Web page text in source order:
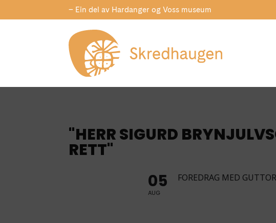
– Ein del av Hardanger og Voss museum
"HERR SIGURD
RETT"
05
AUG
FOREDRAG MED